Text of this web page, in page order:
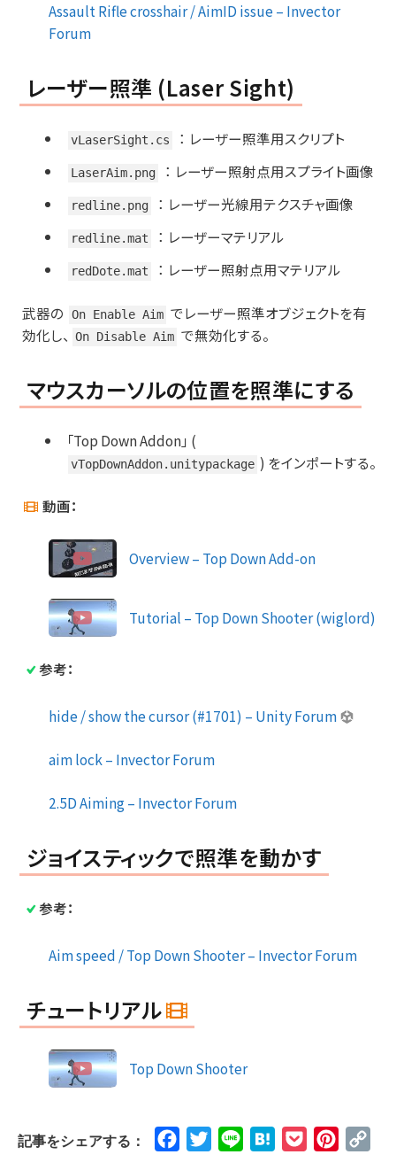
Assault Rifle crosshair / AimID issue – Invector
Forum
レーザー照準 (Laser Sight)
vLaserSight.cs ： レーザー照準用スクリプト
LaserAim.png ： レーザー照射点用スプライト画像
redline.png ： レーザー光線用テクスチャ画像
redline.mat ： レーザーマテリアル
redDote.mat ： レーザー照射点用マテリアル
武器の On Enable Aim でレーザー照準オブジェクトを有
効化し、
On Disable Aim で無効化する。
マウスカーソルの位置を照準にする
「Top Down Addon」 (
vTopDownAddon.unitypackage ) をインポートする。
動画：
Overview – Top Down Add-on
Tutorial – Top Down Shooter (wiglord)
参考：
hide / show the cursor (#1701) – Unity Forum
aim lock – Invector Forum
2.5D Aiming – Invector Forum
ジョイスティックで照準を動かす
参考：
Aim speed / Top Down Shooter – Invector Forum
チュートリアル
Top Down Shooter
記事をシェアする： FacebookTwitterLine HatenaPocket